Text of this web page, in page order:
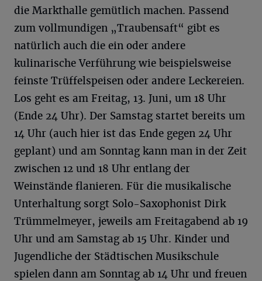
die Markthalle gemütlich machen. Passend
zum vollmundigen „Traubensaft“ gibt es
natürlich auch die ein oder andere
kulinarische Verführung wie beispielsweise
feinste Trüffelspeisen oder andere Leckereien.
Los geht es am Freitag, 13. Juni, um 18 Uhr
(Ende 24 Uhr). Der Samstag startet bereits um
14 Uhr (auch hier ist das Ende gegen 24 Uhr
geplant) und am Sonntag kann man in der Zeit
zwischen 12 und 18 Uhr entlang der
Weinstände flanieren. Für die musikalische
Unterhaltung sorgt Solo-Saxophonist Dirk
Trümmelmeyer, jeweils am Freitagabend ab 19
Uhr und am Samstag ab 15 Uhr. Kinder und
Jugendliche der Städtischen Musikschule
spielen dann am Sonntag ab 14 Uhr und freuen